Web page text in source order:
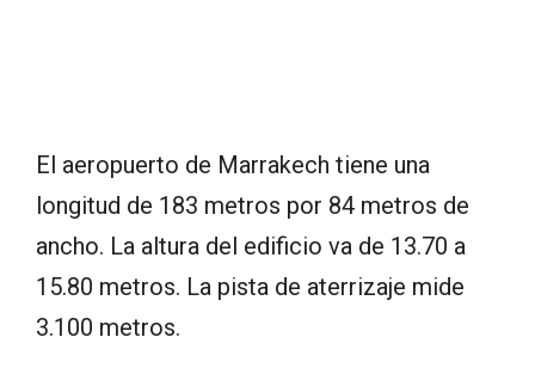
El aeropuerto de Marrakech tiene una
longitud de 183 metros por 84 metros de
ancho. La altura del edificio va de 13.70 a
15.80 metros. La pista de aterrizaje mide
3.100 metros.